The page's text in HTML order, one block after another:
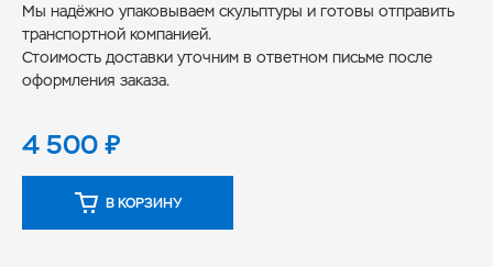
Мы надёжно упаковываем скульптуры и готовы отправить
транспортной компанией.
Стоимость доставки уточним в ответном письме после
оформления заказа.
4 500₽
В КОРЗИНУ